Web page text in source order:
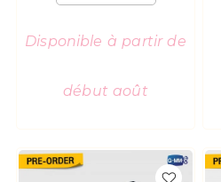
Disponible à partir de
début août